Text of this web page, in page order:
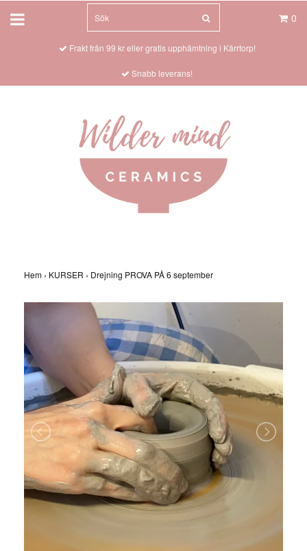
0
Frakt från 99 kr eller gratis upphämtning i Kärrtorp!
Snabb leverans!
Hem › KURSER › Drejning PROVA PÅ 6 september